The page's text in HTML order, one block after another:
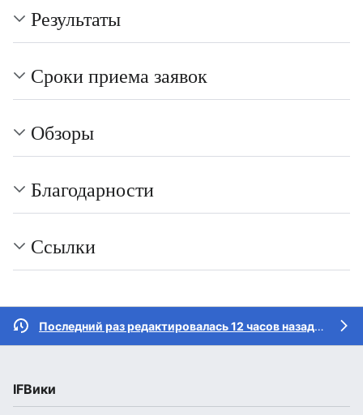
Результаты
Сроки приема заявок
Обзоры
Благодарности
Ссылки
Последний раз редактировалась 12 часов назад
IFВики